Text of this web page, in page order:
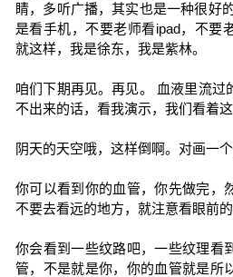
睛，多听广播，其实也是一种很好
是看手机，不要老师看ipad，不要
就这样，我是徐东，我是紫林。
咱们下期再见。再见。 血液里流过
不出来的话，看我演示，我们看着
阴天的天空哦，这样倒啊。对画一
你可以看到你的血管，你先做完，
不要去看远的地方，就注意看眼前的
你会看到一些纹路吧，一些纹理看
管，不是就是你，你的血管就是所